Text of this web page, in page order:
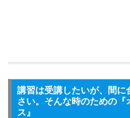
講習は受講したいが、間に
さい。そんな時のための『
ス』